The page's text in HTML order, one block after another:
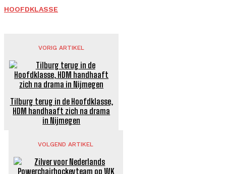
HOOFDKLASSE
VORIG ARTIKEL
Tilburg terug in de Hoofdklasse,
HDM handhaaft zich na drama
in Nijmegen
VOLGEND ARTIKEL